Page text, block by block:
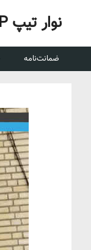
نوار تیپ AFP
ضمانت‌نامه